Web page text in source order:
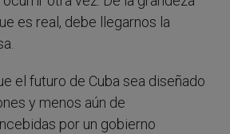
es real, debe llegarnos la
el futuro de Cuba sea diseñado
y menos aún de
por un gobierno